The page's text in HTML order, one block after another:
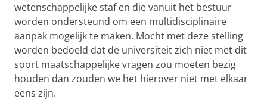
wetenschappelijke staf en die vanuit het bestuur
worden ondersteund om een multidisciplinaire
aanpak mogelijk te maken. Mocht met deze stelling
worden bedoeld dat de universiteit zich niet met dit
soort maatschappelijke vragen zou moeten bezig
houden dan zouden we het hierover niet met elkaar
eens zijn.